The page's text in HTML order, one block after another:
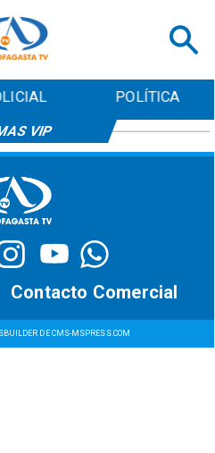
POLÍTICA
VIP
DE CMS-MSPRESS.COM
Contacto Comercial